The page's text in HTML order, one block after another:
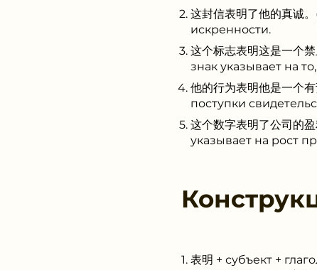
这封信表明了他的真
искренности.
这个标志表明这是一个
знак указывает на
他的行为表明他是一个
поступки
这个数字表明了公司
указывает на рост
表明 + субъект +